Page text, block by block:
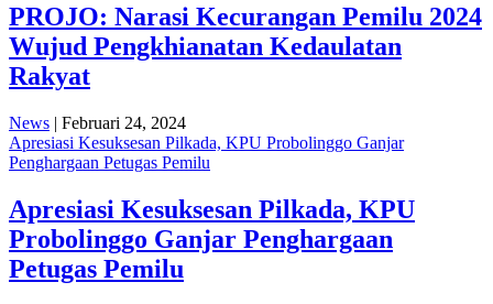
PROJO: Narasi Kecurangan Pemilu 2024
Wujud Pengkhianatan Kedaulatan
Rakyat
News | Februari 24, 2024
Apresiasi Kesuksesan Pilkada, KPU Probolinggo Ganjar
Penghargaan Petugas Pemilu
Apresiasi Kesuksesan Pilkada, KPU
Probolinggo Ganjar Penghargaan
Petugas Pemilu